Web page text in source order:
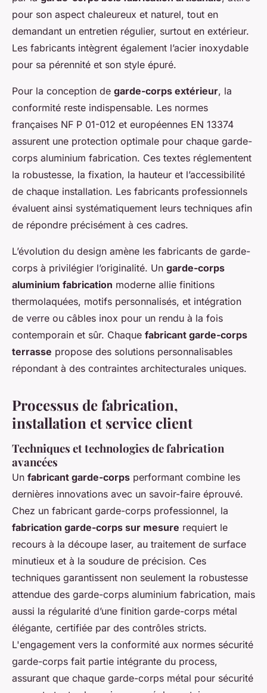
pour son aspect chaleureux et naturel, tout en
demandant un entretien régulier, surtout en extérieur.
Les fabricants intègrent également l’acier inoxydable
pour sa pérennité et son style épuré.
Pour la conception de garde-corps extérieur, la
conformité reste indispensable. Les normes
françaises NF P 01-012 et européennes EN 13374
assurent une protection optimale pour chaque garde-
corps aluminium fabrication. Ces textes réglementent
la robustesse, la fixation, la hauteur et l’accessibilité
de chaque installation. Les fabricants professionnels
évaluent ainsi systématiquement leurs techniques afin
de répondre précisément à ces cadres.
L’évolution du design amène les fabricants de garde-
corps à privilégier l’originalité. Un garde-corps
aluminium fabrication moderne allie finitions
thermolaquées, motifs personnalisés, et intégration
de verre ou câbles inox pour un rendu à la fois
contemporain et sûr. Chaque fabricant garde-corps
terrasse propose des solutions personnalisables
répondant à des contraintes architecturales uniques.
Processus de fabrication,
installation et service client
Techniques et technologies de fabrication
avancées
Un fabricant garde-corps performant combine les
dernières innovations avec un savoir-faire éprouvé.
Chez un fabricant garde-corps professionnel, la
fabrication garde-corps sur mesure requiert le
recours à la découpe laser, au traitement de surface
minutieux et à la soudure de précision. Ces
techniques garantissent non seulement la robustesse
attendue des garde-corps aluminium fabrication, mais
aussi la régularité d’une finition garde-corps métal
élégante, certifiée par des contrôles stricts.
L'engagement vers la conformité aux normes sécurité
garde-corps fait partie intégrante du process,
assurant que chaque garde-corps métal pour sécurité